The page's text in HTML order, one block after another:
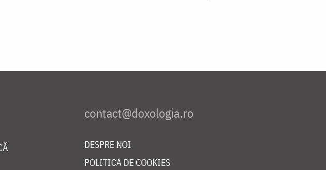
DESPRE NOI
POLITICA DE COOKIES